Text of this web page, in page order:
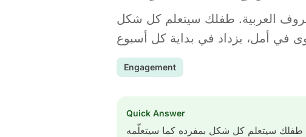
أشكال الحروف العربية. طفلك سيتعلم كل شكل
Engagement
Quick Answer
العربية. طفلك سيتعلم كل شكل بمفرده كما سيتعلّمه